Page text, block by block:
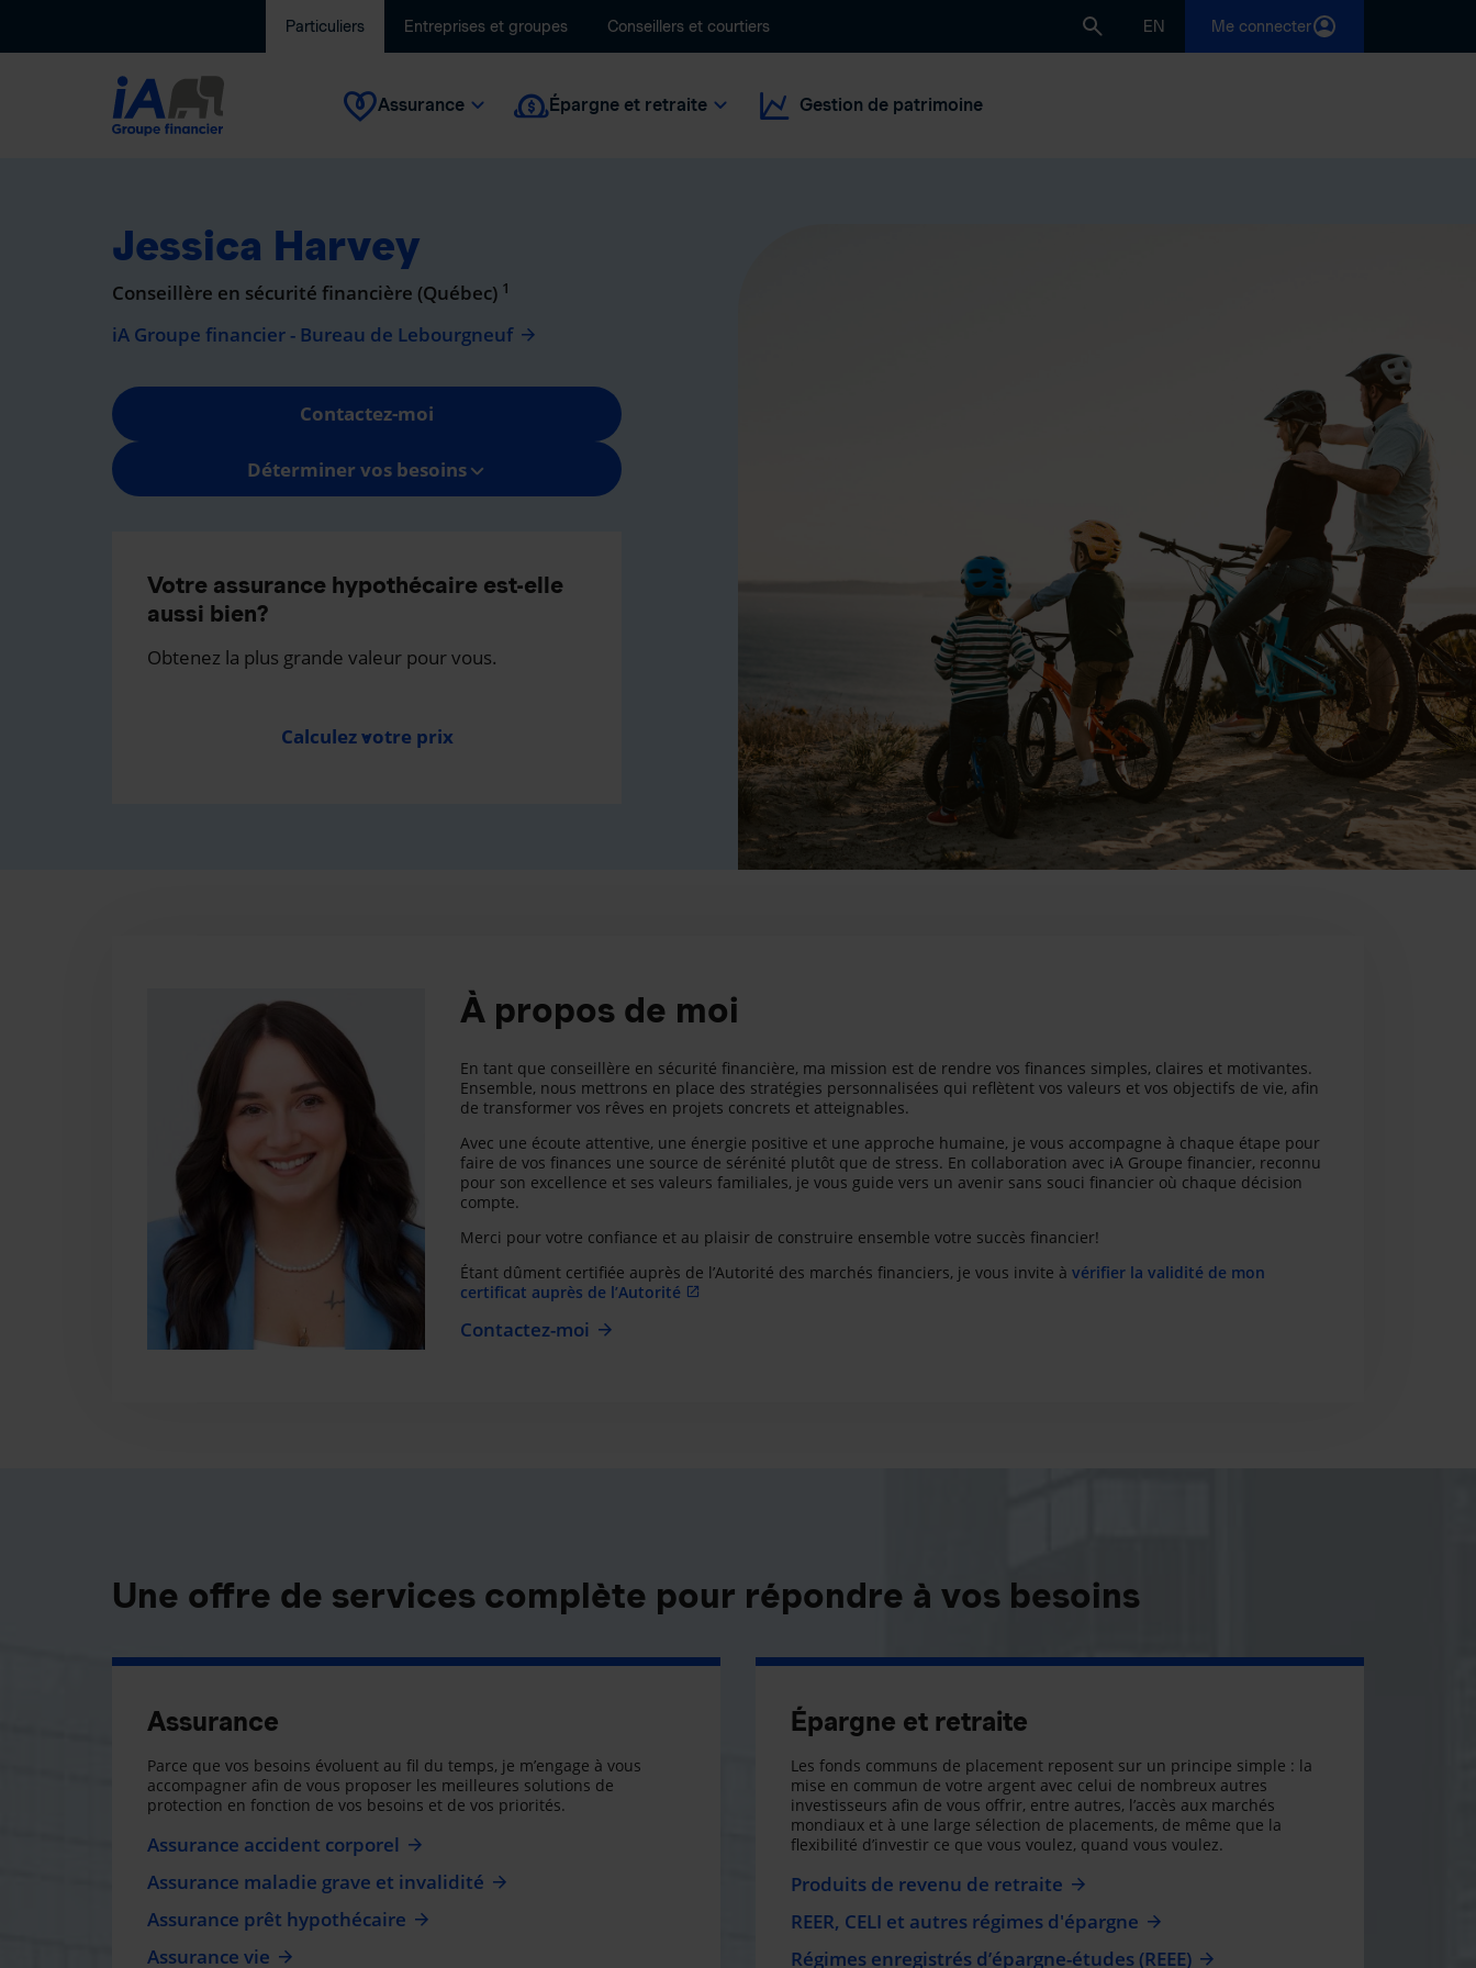
Particuliers Entreprises et groupes Conseillers et courtiers EN Me connecter
Assurance Épargne et retraite Gestion de patrimoine
Jessica Harvey
Conseillère en sécurité financière (Québec) 1
iA Groupe financier - Bureau de Lebourgneuf
Contactez-moi
Déterminer vos besoins
Votre assurance hypothécaire est-elle
aussi bien?
Obtenez la plus grande valeur pour vous.
Calculez votre prix
À propos de moi
En tant que conseillère en sécurité financière, ma mission est de rendre vos finances simples, claires et motivantes.
Ensemble, nous mettrons en place des stratégies personnalisées qui reflètent vos valeurs et vos objectifs de vie, afin
de transformer vos rêves en projets concrets et atteignables.
Avec une écoute attentive, une énergie positive et une approche humaine, je vous accompagne à chaque étape pour
faire de vos finances une source de sérénité plutôt que de stress. En collaboration avec iA Groupe financier, reconnu
pour son excellence et ses valeurs familiales, je vous guide vers un avenir sans souci financier où chaque décision
compte.
Merci pour votre confiance et au plaisir de construire ensemble votre succès financier!
Étant dûment certifiée auprès de l’Autorité des marchés financiers, je vous invite à vérifier la validité de mon
certificat auprès de l’Autorité
Contactez-moi
Une offre de services complète pour répondre à vos besoins
Assurance
Parce que vos besoins évoluent au fil du temps, je m’engage à vous
accompagner afin de vous proposer les meilleures solutions de
protection en fonction de vos besoins et de vos priorités.
Assurance accident corporel
Assurance maladie grave et invalidité
Assurance prêt hypothécaire
Assurance vie
Épargne et retraite
Les fonds communs de placement reposent sur un principe simple : la
mise en commun de votre argent avec celui de nombreux autres
investisseurs afin de vous offrir, entre autres, l’accès aux marchés
mondiaux et à une large sélection de placements, de même que la
flexibilité d’investir ce que vous voulez, quand vous voulez.
Produits de revenu de retraite
REER, CELI et autres régimes d'épargne
Régimes enregistrés d’épargne-études (REEE)